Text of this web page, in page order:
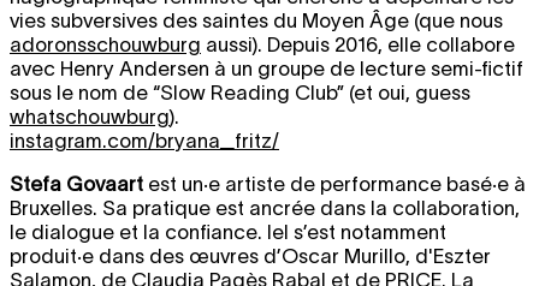
vies subversives des saintes du Moyen Âge (que nous
adoronsschouwburg aussi). Depuis 2016, elle collabore
avec Henry Andersen à un groupe de lecture semi-fictif
sous le nom de “Slow Reading Club” (et oui, guess
whatschouwburg).
instagram.com/bryana_fritz/
Stefa Govaart est un·e artiste de performance basé·e à
Bruxelles. Sa pratique est ancrée dans la collaboration,
le dialogue et la confiance. Iel s’est notamment
produit·e dans des œuvres d’Oscar Murillo, d'Eszter
Salamon, de Claudia Pagès Rabal et de PRICE. La